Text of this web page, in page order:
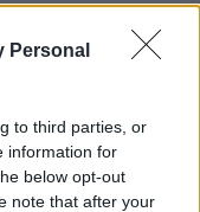
Personal
to third parties, or
information for
below opt-out
note that after your
Ελλάδας.
του Ηρακλή
στη Β΄